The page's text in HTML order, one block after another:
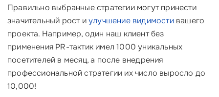
Правильно выбранные стратегии могут принести
значительный рост иулучшение видимостивашего
проекта. Например, один наш клиент без
применения PR-тактик имел 1000 уникальных
посетителей в месяц, а после внедрения
профессиональной стратегии их число выросло до
10,000!